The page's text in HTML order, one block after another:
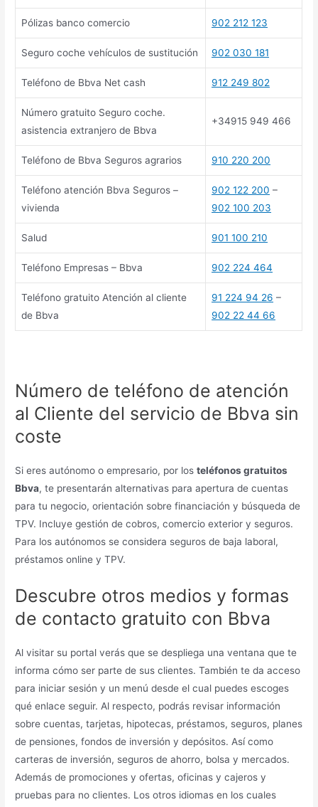
Pólizas banco comercio 902 212 123
Seguro coche vehículos de sustitución 902 030 181
Teléfono de Bbva Net cash 912 249 802
Número gratuito Seguro coche.
asistencia extranjero de Bbva
+34915 949 466
Teléfono de Bbva Seguros agrarios 910 220 200
Teléfono atención Bbva Seguros –
vivienda
902 122 200 –
902 100 203
Salud 901 100 210
Teléfono Empresas – Bbva 902 224 464
Teléfono gratuito Atención al cliente
de Bbva
91 224 94 26 –
902 22 44 66
Número de teléfono de atención
al Cliente del servicio de Bbva sin
coste
Si eres autónomo o empresario, por losteléfonos gratuitos
Bbva, te presentarán alternativas para apertura de cuentas
para tu negocio, orientación sobre financiación y búsqueda de
TPV. Incluye gestión de cobros, comercio exterior y seguros.
Para los autónomos se considera seguros de baja laboral,
préstamos online y TPV.
Descubre otros medios y formas
de contacto gratuito con Bbva
Al visitar su portal verás que se despliega una ventana que te
informa cómo ser parte de sus clientes. También te da acceso
para iniciar sesión y un menú desde el cual puedes escoges
qué enlace seguir. Al respecto, podrás revisar información
sobre cuentas, tarjetas, hipotecas, préstamos, seguros, planes
de pensiones, fondos de inversión y depósitos. Así como
carteras de inversión, seguros de ahorro, bolsa y mercados.
Además de promociones y ofertas, oficinas y cajeros y
pruebas para no clientes. Los otros idiomas en los cuales